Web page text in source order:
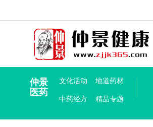
仲景
医药
文化活动 地道药材
中药经方 精品专题